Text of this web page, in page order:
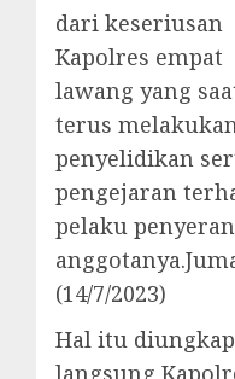
dari keseriusan
Kapolres empat
lawang yang
terus
penyelidikan
pengejaran
pelaku
(14/7/2023)
Hal itu
langsung